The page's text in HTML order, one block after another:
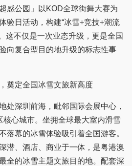
感公园」以KOD全球街舞大赛为
验日活动，构建“冰雪+竞技+潮流
这不仅是一次业态升级，更是全国
向复合型目的地升级的标志性事
定全国冰雪文旅新高度
深圳前海，毗邻国际会展中心，
核心城市。坐拥全球最大室内滑雪
落幕的冰雪体验吸引着全国游客。
潜、酒店、商业于一体，是粤港澳
全的冰雪主题文旅目的地。配套深